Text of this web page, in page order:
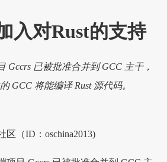
入对Rust的支持
Gccrs 已被批准合并到 GCC 主干，
GCC 将能编译 Rust 源代码。
区（ID：oschina2013)